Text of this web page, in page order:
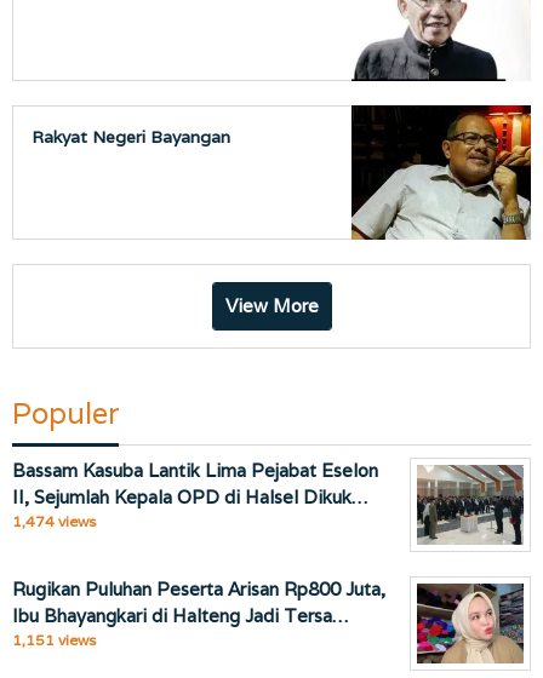
Rakyat Negeri Bayangan
View More
Populer
Bassam Kasuba Lantik Lima Pejabat Eselon
II, Sejumlah Kepala OPD di Halsel Dikuk…
1,474 views
Rugikan Puluhan Peserta Arisan Rp800 Juta,
Ibu Bhayangkari di Halteng Jadi Tersa…
1,151 views